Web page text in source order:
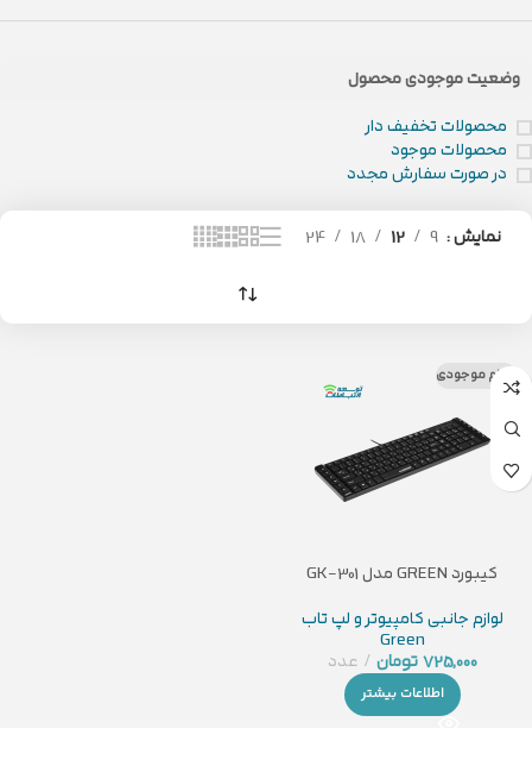
وضعیت موجودی محصول
محصولات تخفیف دار
محصولات موجود
در صورت سفارش مجدد
نمایش 9
12
18
24
اتمام موجودی
کیبورد GREEN مدل GK-301
لوازم جانبی کامپیوتر و لپ تاب
Green
725,000تومان عدد
اطلاعات بیشتر